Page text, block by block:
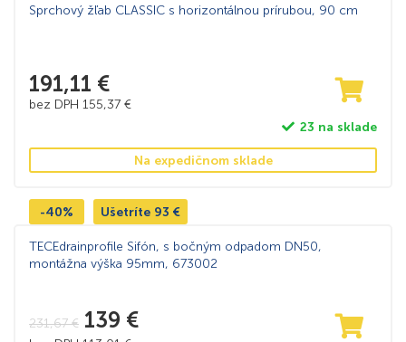
Sprchový žľab CLASSIC s horizontálnou prírubou, 90 cm
191,11 €
bez DPH 155,37 €
23 na sklade
Na expedičnom sklade
-40% Ušetríte 93 €
TECEdrainprofile Sifón, s bočným odpadom DN50,
montážna výška 95mm, 673002
231,67€ 139 €